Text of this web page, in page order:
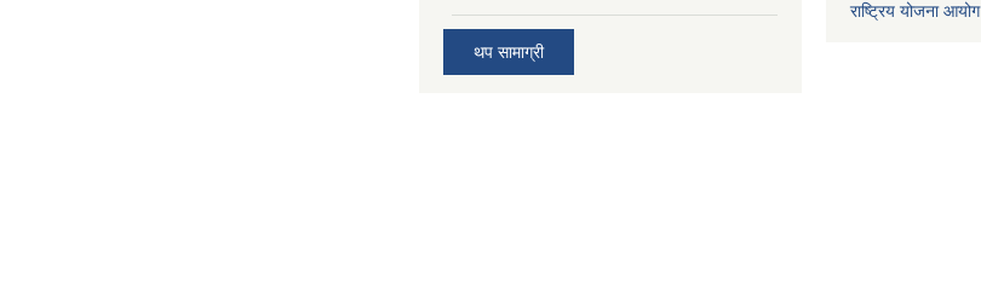
थप सामाग्री
राष्ट्रिय योजना आयोग